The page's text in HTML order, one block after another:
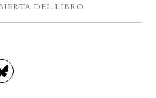
DEL LIBRO